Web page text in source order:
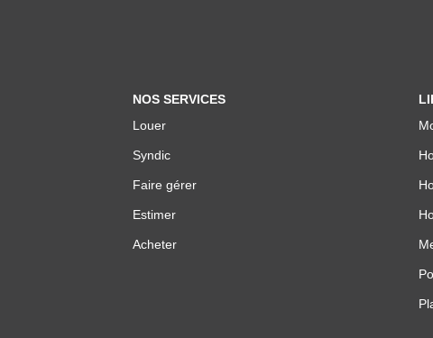
NOS SERVICES
Louer
Syndic
Faire gérer
Estimer
Acheter